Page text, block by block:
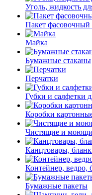
Уголь, жидкость
Пакет
Майка
Бумажные стаканы
Перчатки
Губки и салфетки
Коробки
Чистящие и
Канцтовары,
Контейнер, ведро,
Бумажные пакеты